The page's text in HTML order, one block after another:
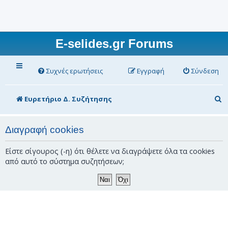
E-selides.gr Forums
Συχνές ερωτήσεις Σύνδεση
Εγγραφή
Ευρετήριο Δ. Συζήτησης
ν
ζ
Διαγραφή cookies
Είστε σίγουρος (-η) ότι θέλετε να διαγράψετε όλα τα cookies
από αυτό το σύστημα συζητήσεων;